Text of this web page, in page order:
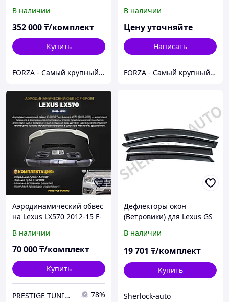
В наличии
352 000₸/комплект
Купить
FORZA - Самый крупный тюнинг-маркет в Казахстане
В наличии
Цену уточняйте
Написать
FORZA - Самый крупный тюнинг-маркет в Казахстане
Аэродинамический обвес
на Lexus LX570 2012-15 F-
В наличии
70 000₸/комплект
Купить
PRESTIGE TUNING 78%
Дефлекторы окон
(Ветровики) для Lexus GS
В наличии
19 701 ₸/комплект
Купить
Sherlock-auto